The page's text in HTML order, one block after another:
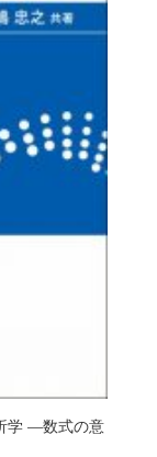
学 —数式の意